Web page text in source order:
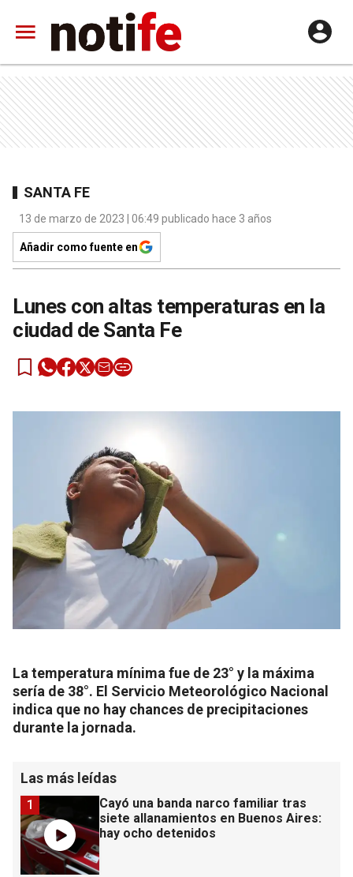
SANTA FE
13 de marzo de 2023 | 06:49 publicado hace 3 años
Añadir como fuente en
Lunes con altas temperaturas en la
ciudad de Santa Fe
La temperatura mínima fue de 23° y la máxima
sería de 38°. El Servicio Meteorológico Nacional
indica que no hay chances de precipitaciones
durante la jornada.
Las más leídas
Cayó una banda narco familiar tras
siete allanamientos en Buenos Aires:
hay ocho detenidos
1